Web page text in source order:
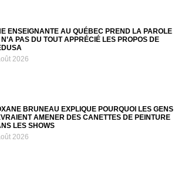
ENSEIGNANTE AU QUÉBEC PREND LA PAROLE
N’A PAS DU TOUT APPRÉCIÉ LES PROPOS DE
2026
BRUNEAU EXPLIQUE POURQUOI LES GENS
AMENER DES CANETTES DE PEINTURE
LES SHOWS
2026